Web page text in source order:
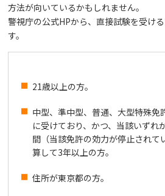
方法が向いているかもしれません。
警視庁の公式HPから、直接試験を受け
す。
21歳以上の方。
中型、準中型、普通、大型特殊免
に受けており、かつ、当該いずれ
間（当該免許の効力が停止されて
算して3年以上の方。
住所が東京都の方。